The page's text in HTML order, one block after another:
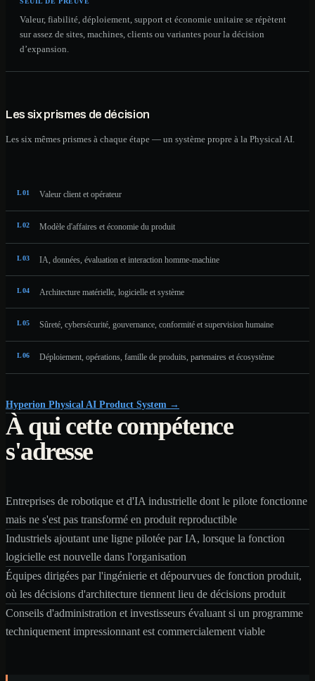
Valeur, fiabilité, déploiement, support et économie unitaire se répètent
sur assez de sites, machines, clients ou variantes pour la décision
d’expansion.
Les six prismes de décision
Les six mêmes prismes à chaque étape — un système propre à la Physical AI.
L01 Valeur client et opérateur
L02 Modèle d'affaires et économie du produit
L03 IA, données, évaluation et interaction homme-machine
L04 Architecture matérielle, logicielle et système
L05 Sûreté, cybersécurité, gouvernance, conformité et supervision humaine
L06 Déploiement, opérations, famille de produits, partenaires et écosystème
Hyperion Physical AI Product System →
À qui cette compétence
s'adresse
Entreprises de robotique et d'IA industrielle dont le pilote fonctionne
mais ne s'est pas transformé en produit reproductible
Industriels ajoutant une ligne pilotée par IA, lorsque la fonction
logicielle est nouvelle dans l'organisation
Équipes dirigées par l'ingénierie et dépourvues de fonction produit,
où les décisions d'architecture tiennent lieu de décisions produit
Conseils d'administration et investisseurs évaluant si un programme
techniquement impressionnant est commercialement viable